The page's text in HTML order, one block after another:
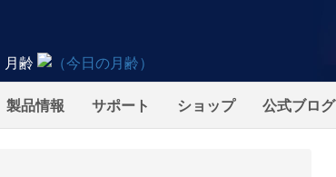
月齢
製品情報 サポート ショップ 公式ブログ